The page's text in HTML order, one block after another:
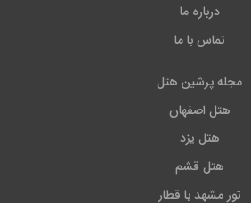
درباره ما
تماس با ما
مجله پرشین هتل
هتل اصفهان
هتل یزد
هتل قشم
تور مشهد با قطار